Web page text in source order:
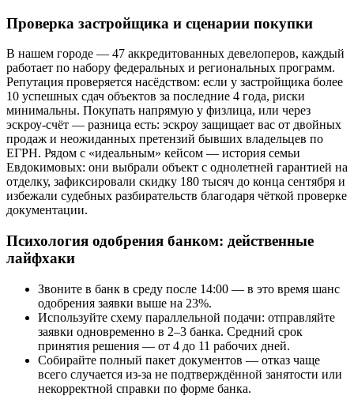
Проверка застройщика и сценарии покупки
В нашем городе — 47 аккредитованных девелоперов, каждый
работает по набору федеральных и региональных программ.
Репутация проверяется насёдством: если у застройщика более
10 успешных сдач объектов за последние 4 года, риски
минимальны. Покупать напрямую у физлица, или через
эскроу-счёт — разница есть: эскроу защищает вас от двойных
продаж и неожиданных претензий бывших владельцев по
ЕГРН. Рядом с «идеальным» кейсом — история семьи
Евдокимовых: они выбрали объект с однолетней гарантией на
отделку, зафиксировали скидку 180 тысяч до конца сентября и
избежали судебных разбирательств благодаря чёткой проверке
документации.
Психология одобрения банком: действенные
лайфхаки
Звоните в банк в среду после 14:00 — в это время шанс
одобрения заявки выше на 23%.
Используйте схему параллельной подачи: отправляйте
заявки одновременно в 2–3 банка. Средний срок
принятия решения — от 4 до 11 рабочих дней.
Собирайте полный пакет документов — отказ чаще
всего случается из-за не подтверждённой занятости или
некорректной справки по форме банка.